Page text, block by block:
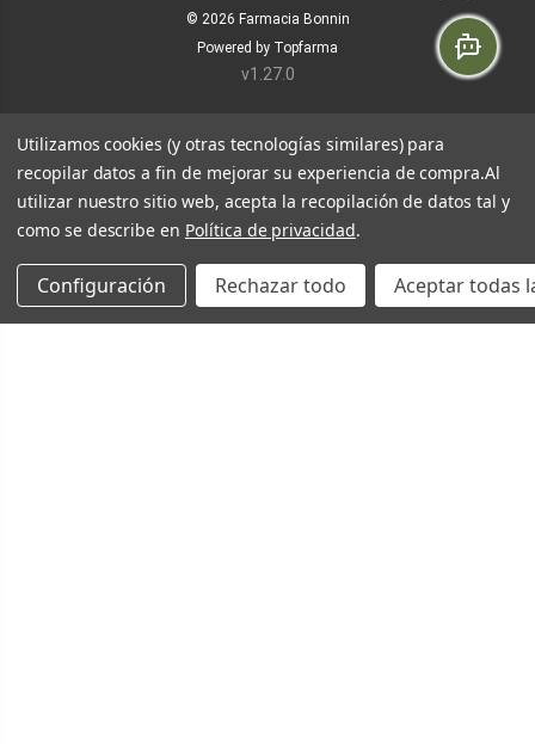
© 2026 Farmacia Bonnin
Powered by Topfarma
v1.27.0
Utilizamos cookies (y otras tecnologías similares) para
recopilar datos a fin de mejorar su experiencia de compra.Al
utilizar nuestro sitio web, acepta la recopilación de datos tal y
como se describe en Política de privacidad.
Configuración Rechazar todo Aceptar todas